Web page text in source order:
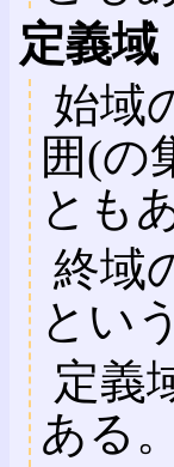
定義域
始域
囲(の
とも
終域
とい
定義
ある